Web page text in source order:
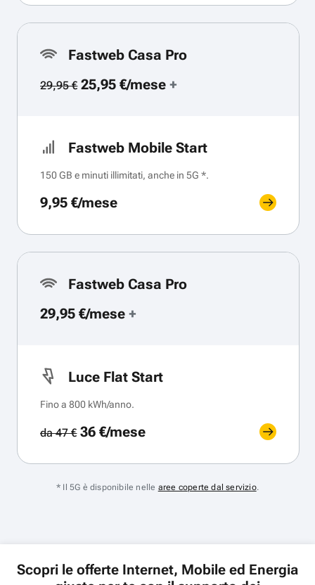
Fastweb Casa Pro
29,95 €25,95 €/mese+
Fastweb Mobile Start
150 GB e minuti illimitati, anche in 5G *.
9,95 €/mese
Fastweb Casa Pro
29,95 €/mese +
Luce Flat Start
Fino a 800 kWh/anno.
da 47 €36 €/mese
* Il 5G è disponibile nelle aree coperte dal servizio.
Scopri le offerte Internet, Mobile ed Energia